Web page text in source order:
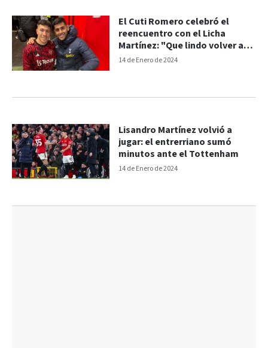
14 de Enero de 2024
El Cuti Romero celebró el
reencuentro con el Licha
Martínez: "Que lindo volver a
verte hermano mío"
14 de Enero de 2024
Lisandro Martínez volvió a
jugar: el entrerriano sumó
minutos ante el Tottenham